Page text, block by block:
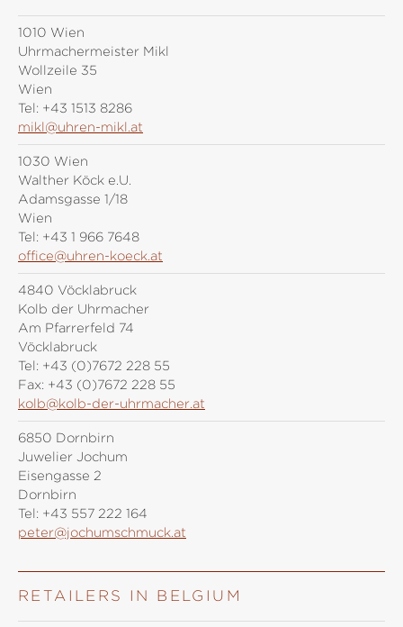
1010 Wien
Uhrmachermeister Mikl
Wollzeile 35
Wien
Tel: +43 1513 8286
mikl@uhren-mikl.at
1030 Wien
Walther Köck e.U.
Adamsgasse 1/18
Wien
Tel: +43 1 966 7648
office@uhren-koeck.at
4840 Vöcklabruck
Kolb der Uhrmacher
Am Pfarrerfeld 74
Vöcklabruck
Tel: +43 (0)7672 228 55
Fax: +43 (0)7672 228 55
kolb@kolb-der-uhrmacher.at
6850 Dornbirn
Juwelier Jochum
Eisengasse 2
Dornbirn
Tel: +43 557 222 164
peter@jochumschmuck.at
RETAILERS IN BELGIUM